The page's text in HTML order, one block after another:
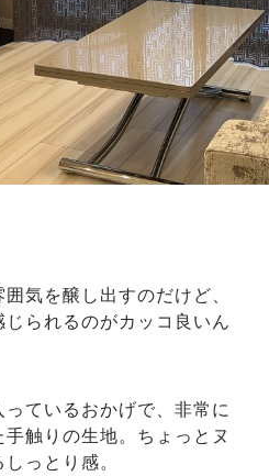
気を醸し出すのだけど、
られるのがカッコ良いん
ているおかげで、非常に
触りの生地。ちょっとヌ
っとり感。